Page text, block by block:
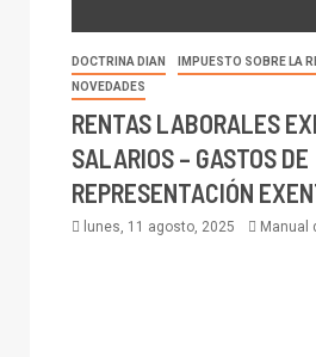
DOCTRINA DIAN
IMPUESTO SOBRE LA
NOVEDADES
RENTAS LABORALES
SALARIOS – GASTOS DE
REPRESENTACIÓN
lunes, 11 agosto, 2025 Manual